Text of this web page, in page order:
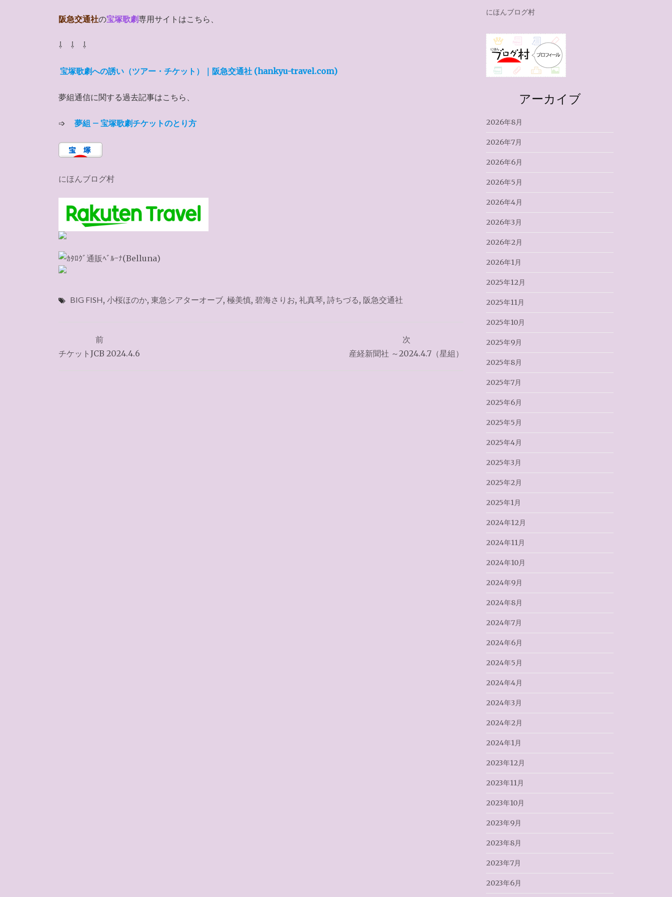
阪急交通社の宝塚歌劇専用サイトはこちら、
⇩ ⇩ ⇩
宝塚歌劇への誘い（ツアー・チケット）｜阪急交通社 (hankyu-travel.com)
夢組通信に関する過去記事はこちら、
➩ 夢組 – 宝塚歌劇チケットのとり方
にほんブログ村
BIG FISH, 小桜ほのか, 東急シアターオーブ, 極美慎, 碧海さりお, 礼真琴, 詩ちづる, 阪急交通社
稿
前
チケットJCB 2024.4.6
次
産経新聞社 ～2024.4.7（星組）
にほんブログ村
アーカイブ
2026年8月
2026年7月
2026年6月
2026年5月
2026年4月
2026年3月
2026年2月
2026年1月
2025年12月
2025年11月
2025年10月
2025年9月
2025年8月
2025年7月
2025年6月
2025年5月
2025年4月
2025年3月
2025年2月
2025年1月
2024年12月
2024年11月
2024年10月
2024年9月
2024年8月
2024年7月
2024年6月
2024年5月
2024年4月
2024年3月
2024年2月
2024年1月
2023年12月
2023年11月
2023年10月
2023年9月
2023年8月
2023年7月
2023年6月